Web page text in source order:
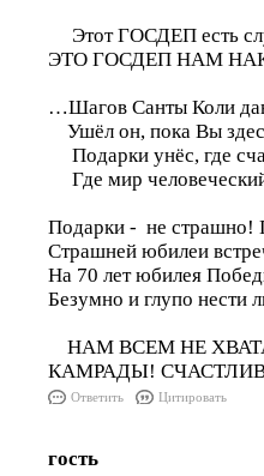
Этот ГОСДЕП есть
ЭТО ГОСДЕП НАМ
…Шагов Санты Коли
Ушёл он, пока Вы
Подарки унёс, где
Где мир
Подарки - не страшно!
Страшней юбилеи
На 70 лет юбилея
Безумно и глупо нести
НАМ ВСЕМ НЕ
КАМРАДЫ!
Ответить Цитировать
гость